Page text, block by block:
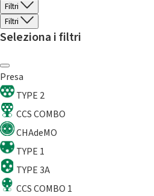
Filtri
Filtri
Seleziona i filtri
Presa
TYPE 2
CCS COMBO
CHAdeMO
TYPE 1
TYPE 3A
CCS COMBO 1